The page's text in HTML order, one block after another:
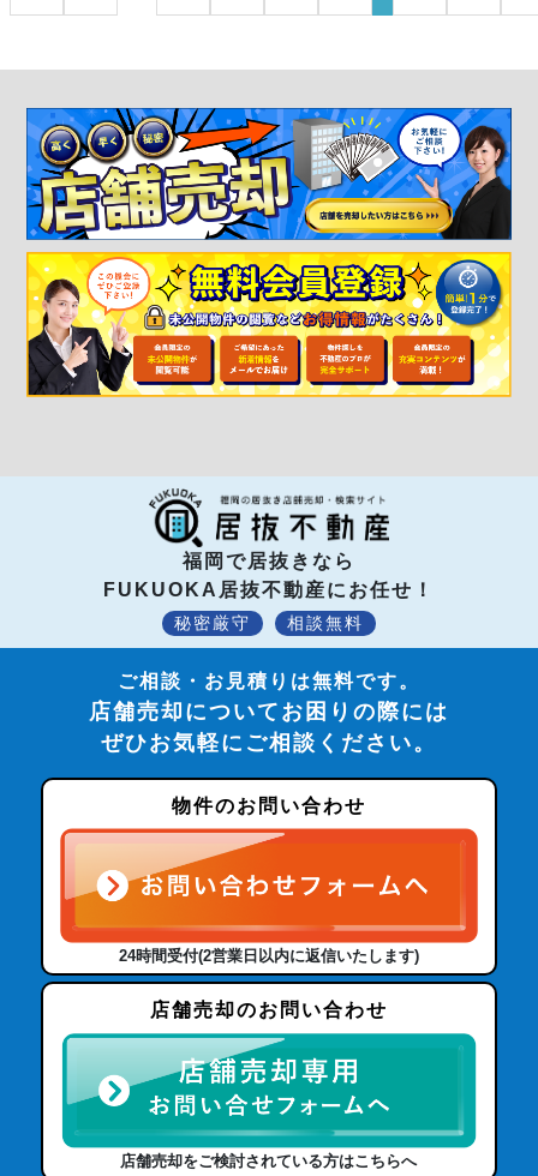
福岡で居抜きなら
FUKUOKA居抜不動産にお任せ！
秘密厳守 相談無料
ご相談・お見積りは無料です。
店舗売却についてお困りの際には
ぜひお気軽にご相談ください。
物件のお問い合わせ
24時間受付(2営業日以内に返信いたします)
店舗売却のお問い合わせ
店舗売却をご検討されている方はこちらへ